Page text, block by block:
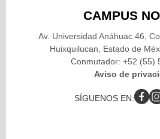
CAMPUS
Av. Universidad Anáhuac 46,
Huixquilucan, Estado de
Conmutador: +52 (55)
Aviso de
SÍGUENOS EN: